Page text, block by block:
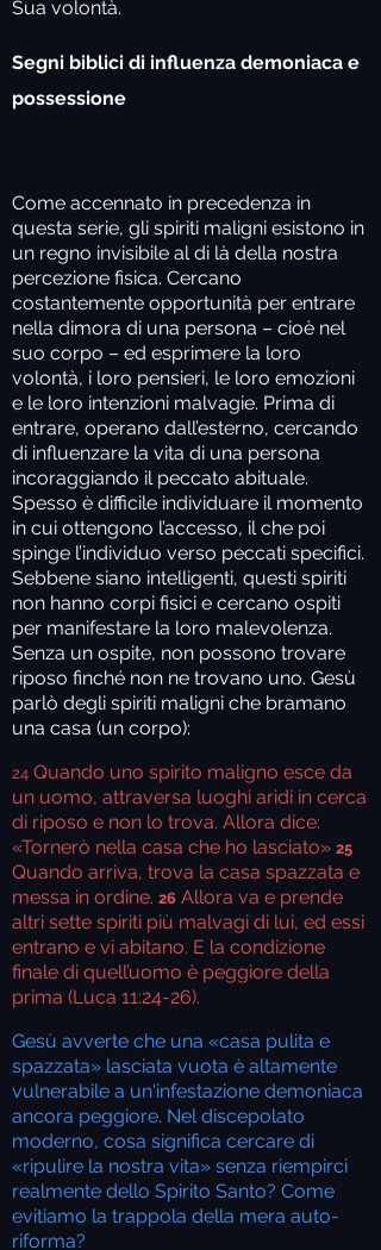
Sua volontà.
Segni biblici di influenza demoniaca e
possessione
Come accennato in precedenza in
questa serie, gli spiriti maligni esistono in
un regno invisibile al di là della nostra
percezione fisica. Cercano
costantemente opportunità per entrare
nella dimora di una persona – cioè nel
suo corpo – ed esprimere la loro
volontà, i loro pensieri, le loro emozioni
e le loro intenzioni malvagie. Prima di
entrare, operano dall’esterno, cercando
di influenzare la vita di una persona
incoraggiando il peccato abituale.
Spesso è difficile individuare il momento
in cui ottengono l’accesso, il che poi
spinge l’individuo verso peccati specifici.
Sebbene siano intelligenti, questi spiriti
non hanno corpi fisici e cercano ospiti
per manifestare la loro malevolenza.
Senza un ospite, non possono trovare
riposo finché non ne trovano uno. Gesù
parlò degli spiriti maligni che bramano
una casa (un corpo):
24 Quando uno spirito maligno esce da
un uomo, attraversa luoghi aridi in cerca
di riposo e non lo trova. Allora dice:
«Tornerò nella casa che ho lasciato» 25
Quando arriva, trova la casa spazzata e
messa in ordine. 26 Allora va e prende
altri sette spiriti più malvagi di lui, ed essi
entrano e vi abitano. E la condizione
finale di quell’uomo è peggiore della
prima (Luca 11:24-26).
Gesù avverte che una «casa pulita e
spazzata» lasciata vuota è altamente
vulnerabile a un'infestazione demoniaca
ancora peggiore. Nel discepolato
moderno, cosa significa cercare di
«ripulire la nostra vita» senza riempirci
realmente dello Spirito Santo? Come
evitiamo la trappola della mera auto-
riforma?